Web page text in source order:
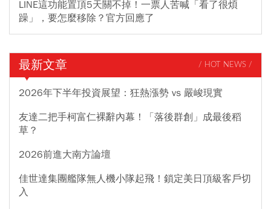
LINE這功能置頂5天關不掉！一票人苦喊「看了很煩
躁」，要怎麼移除？官方回應了
最新文章 / HOT NEWS /
2026年下半年投資展望：狂熱漲勢 vs 嚴峻現實
友達二把手柯富仁裸辭內幕！「落後群創」成最後稻
草？
2026前進大南方論壇
佳世達集團艦隊無人機小隊起飛！鎖定美日頂級客戶切
入